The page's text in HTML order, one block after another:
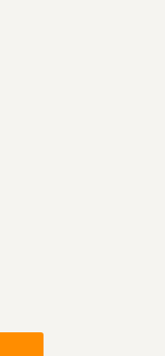
てくれる中山さんに
ましたが、これから
たのですが、とても
かく説明して下さっ
やすく、急な要望に